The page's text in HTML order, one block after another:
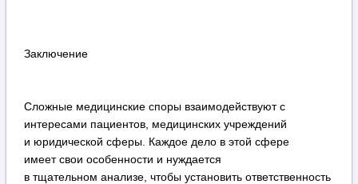
Заключение
Сложные медицинские споры взаимодействуют с
интересами пациентов, медицинских учреждений
и юридической сферы. Каждое дело в этой сфере
имеет свои особенности и нуждается
в тщательном анализе, чтобы установить ответственность